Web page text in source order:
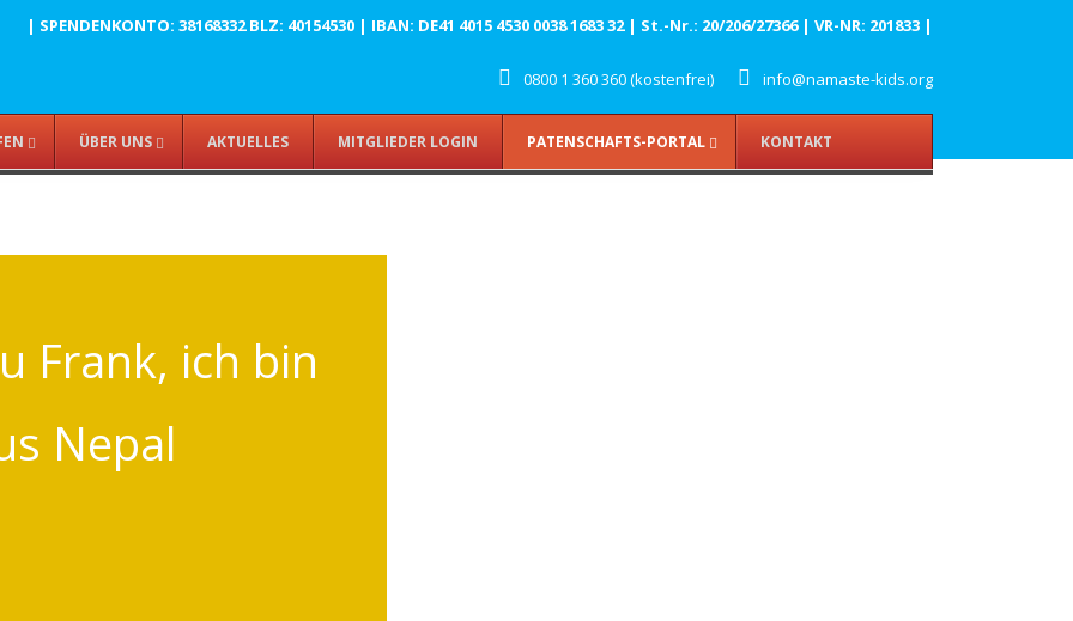
| SPENDENKONTO: 38168332 BLZ: 40154530 | IBAN: DE41 4015 4530 0038 1683 32 | St.-Nr.: 20/206/27366 | VR-NR: 201833 |
0800 1 360 360 (kostenfrei) info@namaste-kids.org
ÜBER UNS AKTUELLES MITGLIEDER LOGIN PATENSCHAFTS-PORTAL KONTAKT
Frank, ich bin
Nepal